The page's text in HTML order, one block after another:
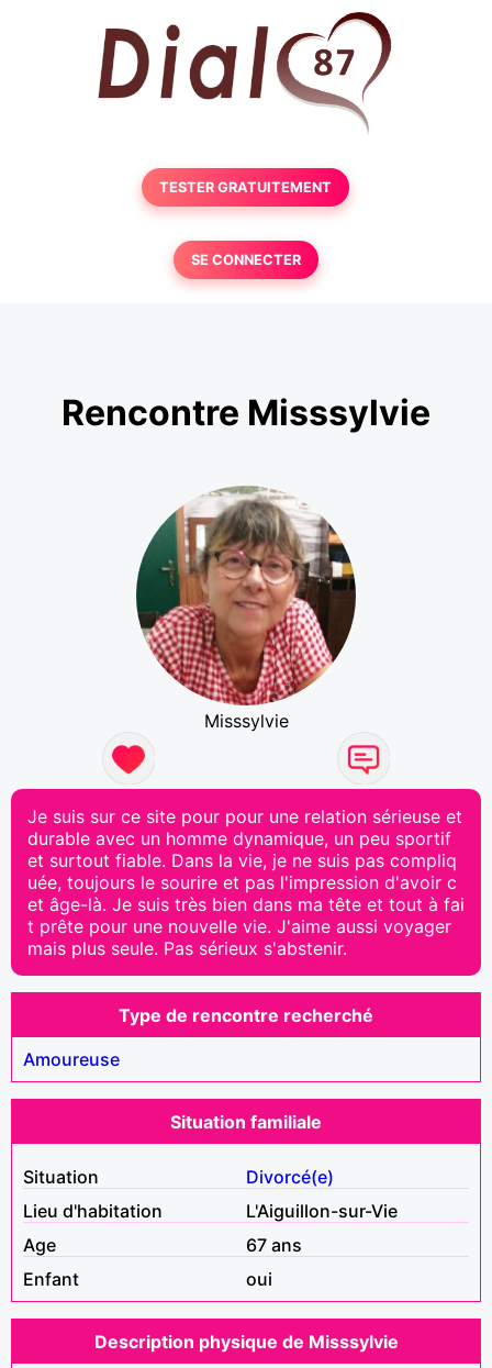
TESTER GRATUITEMENT
SE CONNECTER
Rencontre Misssylvie
Misssylvie
Je suis sur ce site pour pour une relation sérieuse et
durable avec un homme dynamique, un peu sportif
et surtout fiable. Dans la vie, je ne suis pas compliq
uée, toujours le sourire et pas l'impression d'avoir c
et âge-là. Je suis très bien dans ma tête et tout à fai
t prête pour une nouvelle vie. J'aime aussi voyager
mais plus seule. Pas sérieux s'abstenir.
Type de rencontre recherché
Amoureuse
Situation familiale
Situation
Divorcé(e)
Lieu d'habitation
L'Aiguillon-sur-Vie
Age
67 ans
Enfant
oui
Description physique de Misssylvie